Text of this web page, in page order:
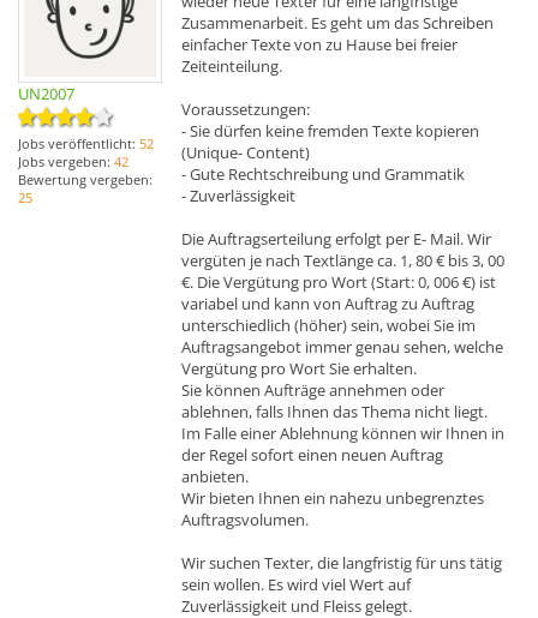
UN2007
Jobs veröffentlicht: 52
Jobs vergeben: 42
Bewertung vergeben:
25
Zusammenarbeit. Es geht um das Schreiben
einfacher Texte von zu Hause bei freier
Zeiteinteilung.
Voraussetzungen:
- Sie dürfen keine fremden Texte kopieren
(Unique- Content)
- Gute Rechtschreibung und Grammatik
- Zuverlässigkeit
Die Auftragserteilung erfolgt per E- Mail. Wir
vergüten je nach Textlänge ca. 1, 80 € bis 3, 00
€. Die Vergütung pro Wort (Start: 0, 006 €) ist
variabel und kann von Auftrag zu Auftrag
unterschiedlich (höher) sein, wobei Sie im
Auftragsangebot immer genau sehen, welche
Vergütung pro Wort Sie erhalten.
Sie können Aufträge annehmen oder
ablehnen, falls Ihnen das Thema nicht liegt.
Im Falle einer Ablehnung können wir Ihnen in
der Regel sofort einen neuen Auftrag
anbieten.
Wir bieten Ihnen ein nahezu unbegrenztes
Auftragsvolumen.
Wir suchen Texter, die langfristig für uns tätig
sein wollen. Es wird viel Wert auf
Zuverlässigkeit und Fleiss gelegt.